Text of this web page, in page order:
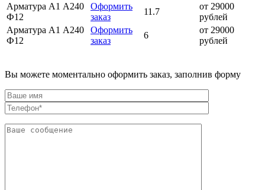
Арматура А1 А240
Ф12
Оформить
заказ
11.7
от 29000
рублей
Арматура А1 А240
Ф12
Оформить
заказ
6
от 29000
рублей
Вы можете моментально оформить заказ, заполнив форму